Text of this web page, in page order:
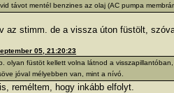
távot mentél benzines az olaj (AC pumpa
az stimm. de a vissza úton füstölt,
05, 21:20:23
olyan füstöt kellett volna látnod a visszapillantóban,
jóval mélyebben van, mint a nívó.
reméltem, hogy inkább elfolyt.